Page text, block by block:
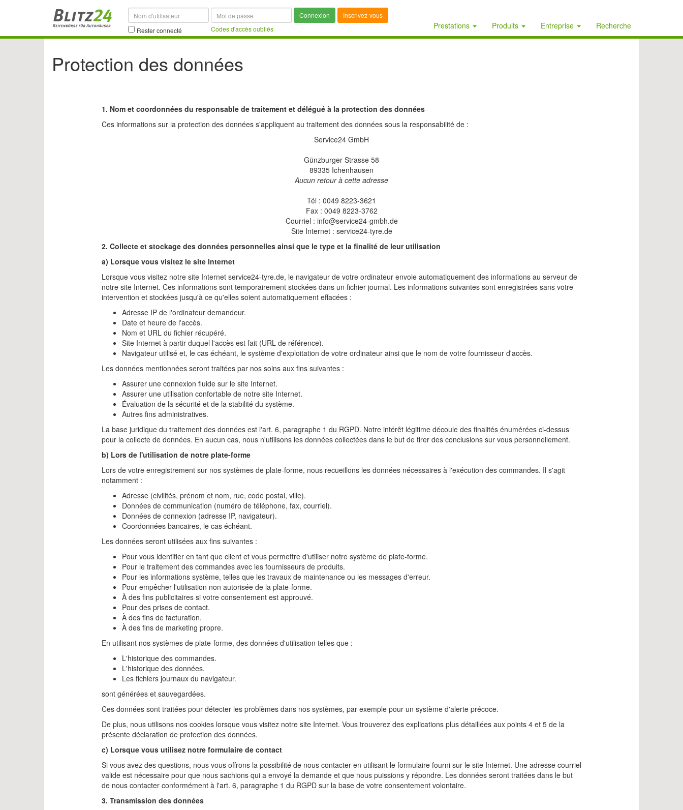
Rester connecté Codes d'accès oubliés
Connexion Inscrivez-vous
Prestations Produits Entreprise Recherche
Protection des données
1. Nom et coordonnées du responsable de traitement et délégué à la protection des données
Ces informations sur la protection des données s'appliquent au traitement des données sous la responsabilité de :
Service24 GmbH
Günzburger Strasse 58
89335 Ichenhausen
Aucun retour à cette adresse
Tél : 0049 8223-3621
Fax : 0049 8223-3762
Courriel : info@service24-gmbh.de
Site Internet : service24-tyre.de
2. Collecte et stockage des données personnelles ainsi que le type et la finalité de leur utilisation
a) Lorsque vous visitez le site Internet
Lorsque vous visitez notre site Internet service24-tyre.de, le navigateur de votre ordinateur envoie automatiquement des informations au serveur de
notre site Internet. Ces informations sont temporairement stockées dans un fichier journal. Les informations suivantes sont enregistrées sans votre
intervention et stockées jusqu'à ce qu'elles soient automatiquement effacées :
Adresse IP de l'ordinateur demandeur.
Date et heure de l'accès.
Nom et URL du fichier récupéré.
Site Internet à partir duquel l'accès est fait (URL de référence).
Navigateur utilisé et, le cas échéant, le système d'exploitation de votre ordinateur ainsi que le nom de votre fournisseur d'accès.
Les données mentionnées seront traitées par nos soins aux fins suivantes :
Assurer une connexion fluide sur le site Internet.
Assurer une utilisation confortable de notre site Internet.
Évaluation de la sécurité et de la stabilité du système.
Autres fins administratives.
La base juridique du traitement des données est l'art. 6, paragraphe 1 du RGPD. Notre intérêt légitime découle des finalités énumérées ci-dessus
pour la collecte de données. En aucun cas, nous n'utilisons les données collectées dans le but de tirer des conclusions sur vous personnellement.
b) Lors de l'utilisation de notre plate-forme
Lors de votre enregistrement sur nos systèmes de plate-forme, nous recueillons les données nécessaires à l'exécution des commandes. Il s'agit
notamment :
Adresse (civilités, prénom et nom, rue, code postal, ville).
Données de communication (numéro de téléphone, fax, courriel).
Données de connexion (adresse IP, navigateur).
Coordonnées bancaires, le cas échéant.
Les données seront utilisées aux fins suivantes :
Pour vous identifier en tant que client et vous permettre d'utiliser notre système de plate-forme.
Pour le traitement des commandes avec les fournisseurs de produits.
Pour les informations système, telles que les travaux de maintenance ou les messages d'erreur.
Pour empêcher l'utilisation non autorisée de la plate-forme.
À des fins publicitaires si votre consentement est approuvé.
Pour des prises de contact.
À des fins de facturation.
À des fins de marketing propre.
En utilisant nos systèmes de plate-forme, des données d'utilisation telles que :
L'historique des commandes.
L'historique des données.
Les fichiers journaux du navigateur.
sont générées et sauvegardées.
Ces données sont traitées pour détecter les problèmes dans nos systèmes, par exemple pour un système d'alerte précoce.
De plus, nous utilisons nos cookies lorsque vous visitez notre site Internet. Vous trouverez des explications plus détaillées aux points 4 et 5 de la
présente déclaration de protection des données.
c) Lorsque vous utilisez notre formulaire de contact
Si vous avez des questions, nous vous offrons la possibilité de nous contacter en utilisant le formulaire fourni sur le site Internet. Une adresse courriel
valide est nécessaire pour que nous sachions qui a envoyé la demande et que nous puissions y répondre. Les données seront traitées dans le but
de nous contacter conformément à l'art. 6, paragraphe 1 du RGPD sur la base de votre consentement volontaire.
3. Transmission des données